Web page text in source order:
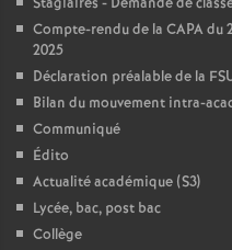
Compte-rendu de la CAPA du
2025
Déclaration préalable de la
Bilan du mouvement intra-
Communiqué
Édito
Actualité académique (S3)
Lycée, bac, post bac
Collège